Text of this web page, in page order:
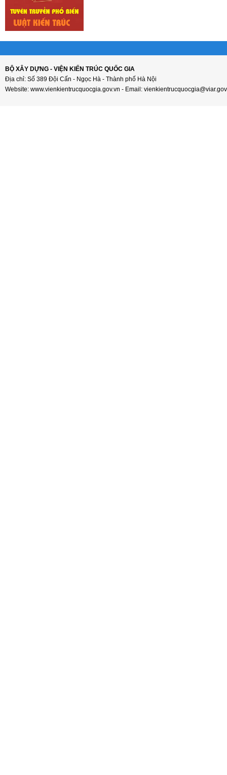
BỘ XÂY DỰNG - VIỆN KIẾN TRÚC QUỐC GIA
Địa chỉ: Số 389 Đội Cấn - Ngọc Hà - Thành phố Hà Nội
Website: www.vienkientrucquocgia.gov.vn - Email: